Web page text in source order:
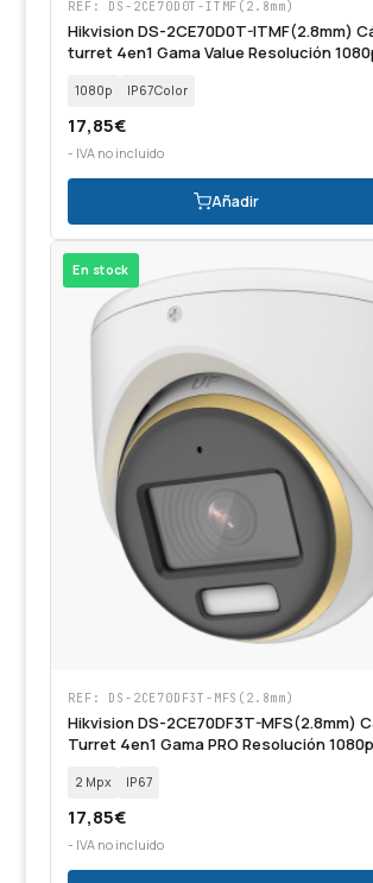
REF: DS-2CE70D0T-ITMF(2.8mm)
Hikvision DS-2CE70D0T-ITMF(2.8mm)
turret 4en1 Gama Value Resolución
1080p IP67Color
17,85€
- IVA no incluido
Añadir
En stock
REF: DS-2CE70DF3T-MFS(2.8mm)
Hikvision DS-2CE70DF3T-MFS(2.8mm)
Turret 4en1 Gama PRO Resolución 1080p
2 Mpx IP67
17,85€
- IVA no incluido